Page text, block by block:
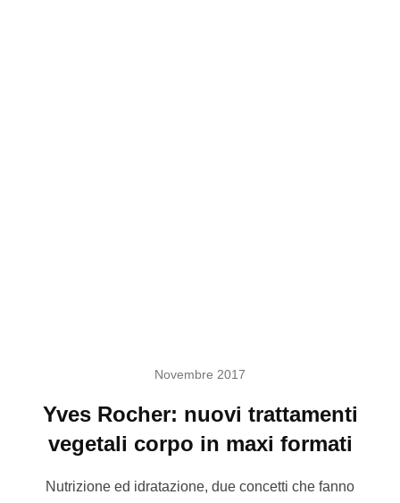
Novembre 2017
Yves Rocher: nuovi trattamenti
vegetali corpo in maxi formati
Nutrizione ed idratazione, due concetti che fanno